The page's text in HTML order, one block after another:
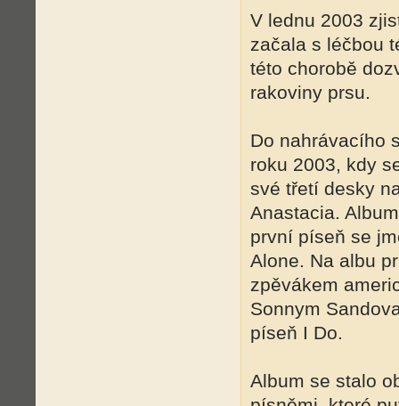
V lednu 2003
začala s léčbou
této chorobě
rakoviny prsu.
Do nahrávacího
roku 2003, kdy
své třetí desky
Anastacia.
první píseň se
Alone. Na albu
zpěvákem
Sonnym
píseň I Do.
Album se stalo